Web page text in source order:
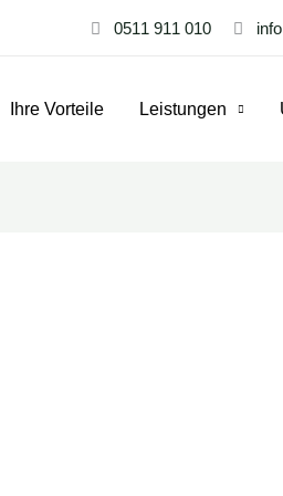
0511 911 010
Ihre Vorteile Leistungen